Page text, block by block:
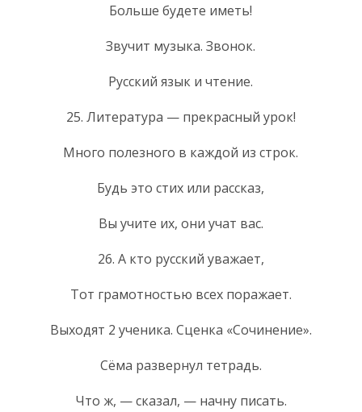
Больше будете иметь!
Звучит музыка. Звонок.
Русский язык и чтение.
25. Литература — прекрасный урок!
Много полезного в каждой из строк.
Будь это стих или рассказ,
Вы учите их, они учат вас.
26. А кто русский уважает,
Тот грамотностью всех поражает.
Выходят 2 ученика. Сценка «Сочинение».
Сёма развернул тетрадь.
Что ж, — сказал, — начну писать.